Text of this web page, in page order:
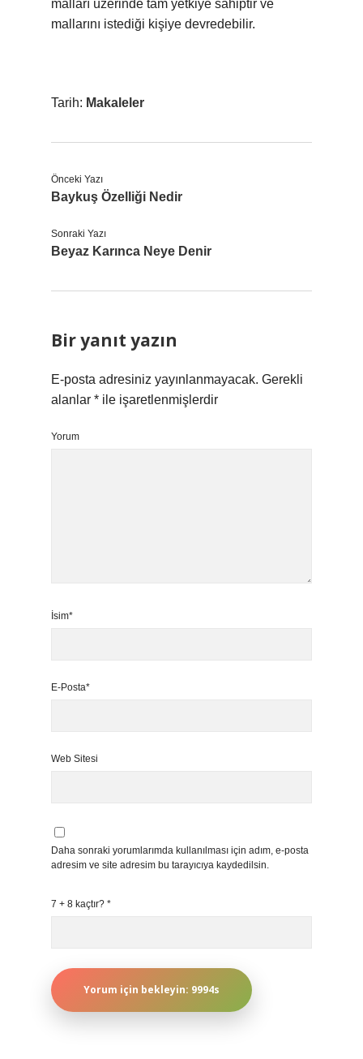
malları üzerinde tam yetkiye sahiptir ve
mallarını istediği kişiye devredebilir.
Tarih: Makaleler
Önceki Yazı
Baykuş Özelliği Nedir
Sonraki Yazı
Beyaz Karınca Neye Denir
Bir yanıt yazın
E-posta adresiniz yayınlanmayacak. Gerekli
alanlar * ile işaretlenmişlerdir
Yorum
İsim*
E-Posta*
Web Sitesi
Daha sonraki yorumlarımda kullanılması için adım, e-posta
adresim ve site adresim bu tarayıcıya kaydedilsin.
7 + 8 kaçtır? *